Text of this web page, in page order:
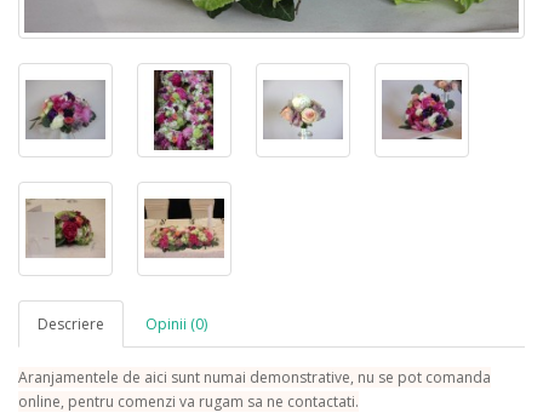
Descriere Opinii (0)
Aranjamentele de aici sunt numai demonstrative, nu se pot comanda
online, pentru comenzi va rugam sa ne contactati.